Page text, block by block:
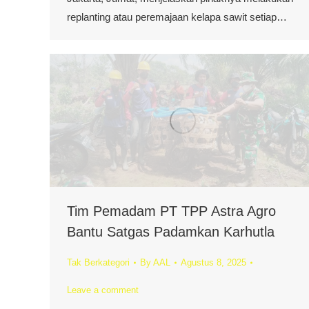
replanting atau peremajaan kelapa sawit setiap…
Tim Pemadam PT TPP Astra Agro
Bantu Satgas Padamkan Karhutla
Tak Berkategori By AAL Agustus 8, 2025
Leave a comment